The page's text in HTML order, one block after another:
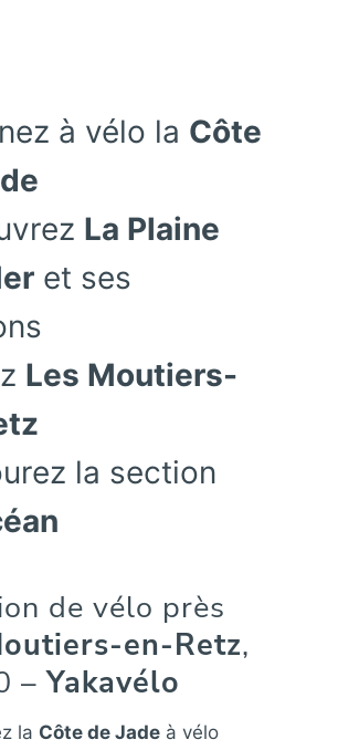
à vélo la Côte
La Plaine
et ses
Les Moutiers-
la section
de vélo près
en-Retz,
–Yakavélo
la Côte de Jadeà vélo